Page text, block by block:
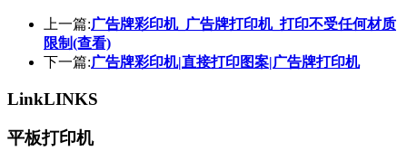
上一篇:广告牌彩印机_广告牌打印机_打印不受任何材质
限制(查看)
下一篇:广告牌彩印机|直接打印图案|广告牌打印机
LinkLINKS
平板打印机